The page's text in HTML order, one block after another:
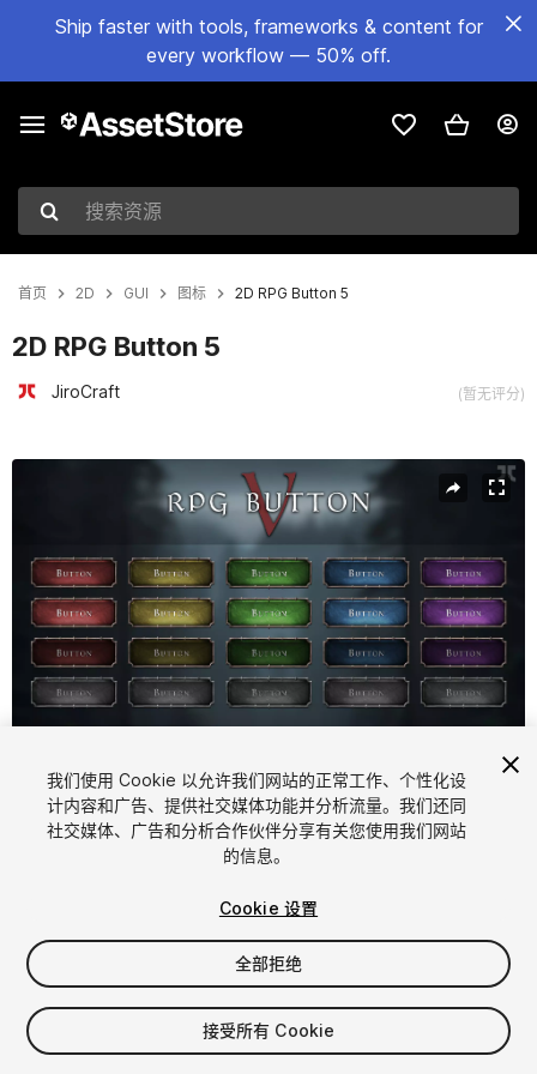
Ship faster with tools, frameworks & content for
every workflow — 50% off.
搜索资源
首页 2D GUI 图标 2D RPG Button 5
2D RPG Button 5
JiroCraft (暂无评分)
当前幻灯片：1 / 6
1/6
$5.99
增值税将在结算时计算
我们使用 Cookie 以允许我们网站的正常工作、个性化设
计内容和广告、提供社交媒体功能并分析流量。我们还同
社交媒体、广告和分析合作伙伴分享有关您使用我们网站
的信息。
Cookie 设置
全部拒绝
接受所有 Cookie